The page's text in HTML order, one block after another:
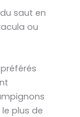
saut en
ou
plus de